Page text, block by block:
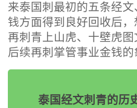
来泰国刺最初的五条经
钱方面得到良好回收后
再刺青上山虎、十壁虎图
后续再刺掌管事业金钱的
泰国经文刺青的历